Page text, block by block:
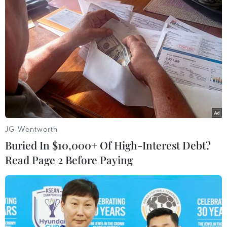
có nhiệt độ thấp nhất 25-28 độ C; cao nhất 32-35
độ C, có nơi trên 35 độ C./.
(TTXVN/Vietnam+)
JG Wentworth
Buried In $10,000+ Of High-Interest Debt?
Read Page 2 Before Paying